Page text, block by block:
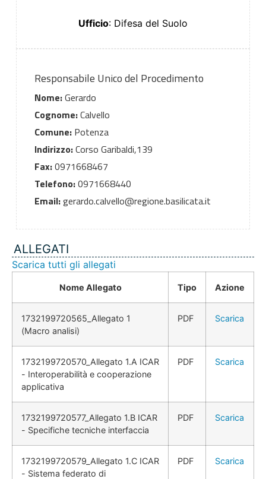
Ufficio: Difesa del Suolo
Responsabile Unico del Procedimento
Nome:Gerardo
Cognome:Calvello
Comune:Potenza
Indirizzo:Corso Garibaldi,139
Fax:0971668467
Telefono:0971668440
Email:gerardo.calvello@regione.basilicata.it
ALLEGATI
Scarica tutti gli allegati
Nome Allegato Tipo Azione
1732199720565_Allegato 1
(Macro analisi)
PDF Scarica
1732199720570_Allegato 1.A ICAR
- Interoperabilità e cooperazione
applicativa
PDF Scarica
1732199720577_Allegato 1.B ICAR
- Specifiche tecniche interfaccia
PDF Scarica
1732199720579_Allegato 1.C ICAR
- Sistema federato di
PDF Scarica